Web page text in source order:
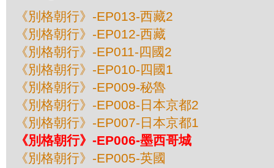
《別格朝行》-EP013-西藏2
《別格朝行》-EP012-西藏
《別格朝行》-EP011-四國2
《別格朝行》-EP010-四國1
《別格朝行》-EP009-秘魯
《別格朝行》-EP008-日本京都2
《別格朝行》-EP007-日本京都1
《別格朝行》-EP006-墨西哥城
《別格朝行》-EP005-英國